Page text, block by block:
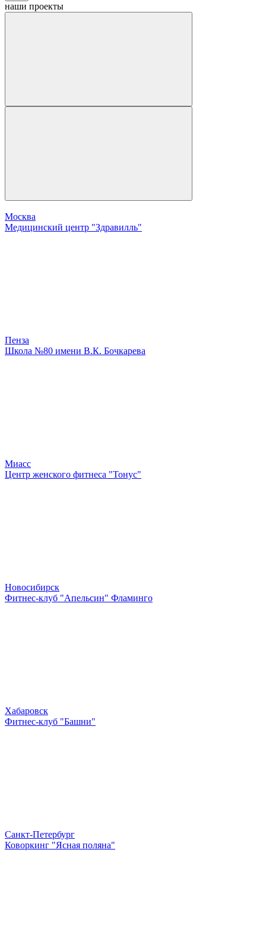
наши проекты
Москва
Медицинский центр "Здравилль"
Пенза
Школа №80 имени В.К. Бочкарева
Миасс
Центр женского фитнеса "Тонус"
Новосибирск
Фитнес-клуб "Апельсин" Фламинго
Хабаровск
Фитнес-клуб "Башни"
Санкт-Петербург
Коворкинг "Ясная поляна"